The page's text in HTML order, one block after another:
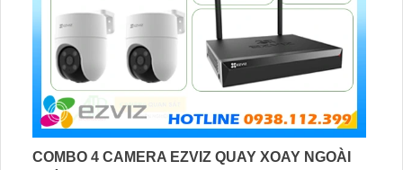
COMBO 4 CAMERA EZVIZ QUAY XOAY NGOÀI